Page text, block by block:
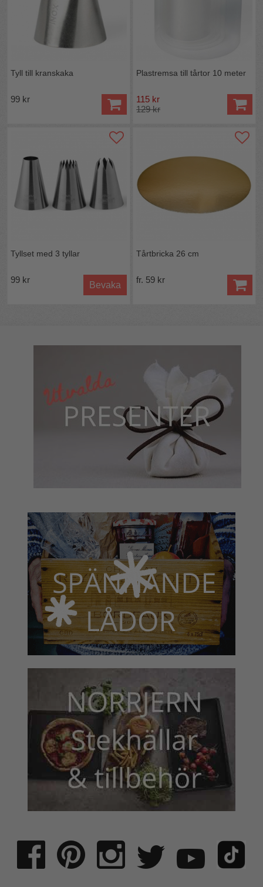
Tyll till kranskaka
99 kr
Plastremsa till tårtor 10 meter
115 kr
129 kr
Tyllset med 3 tyllar
99 kr
Bevaka
Tårtbricka 26 cm
fr. 59 kr